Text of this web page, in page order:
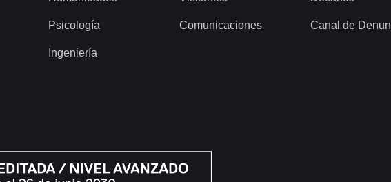
Psicología
Ingeniería
Comunicaciones Canal de